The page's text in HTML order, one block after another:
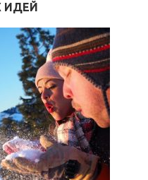
ИДЕЙ